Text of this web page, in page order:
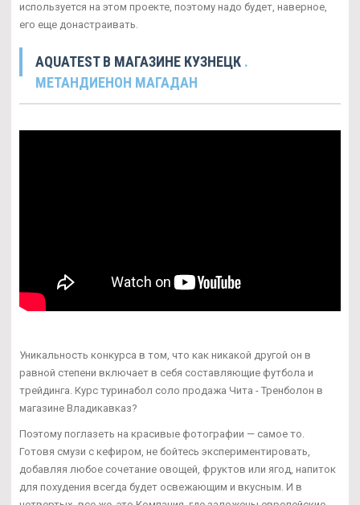
используется на этом проекте, поэтому надо будет, наверное,
его еще донастраивать.
AQUATEST В МАГАЗИНЕ КУЗНЕЦК .
МЕТАНДИЕНОН МАГАДАН
Уникальность конкурса в том, что как никакой другой он в
равной степени включает в себя составляющие футбола и
трейдинга. Курс туринабол соло продажа Чита - Тренболон в
магазине Владикавказ?
Поэтому поглазеть на красивые фотографии — самое то.
Готовя смузи с кефиром, не бойтесь экспериментировать,
добавляя любое сочетание овощей, фруктов или ягод, напиток
для похудения всегда будет освежающим и вкусным. И в